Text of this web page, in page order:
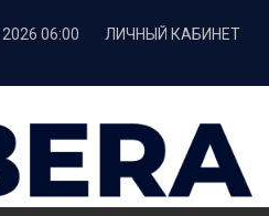
2026 06:00 ЛИЧНЫЙ КАБИНЕТ